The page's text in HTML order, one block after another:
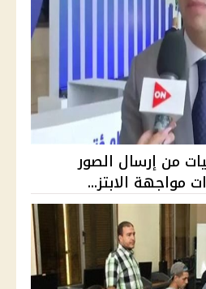
من إرسال الصور
مواجهة الابتز...